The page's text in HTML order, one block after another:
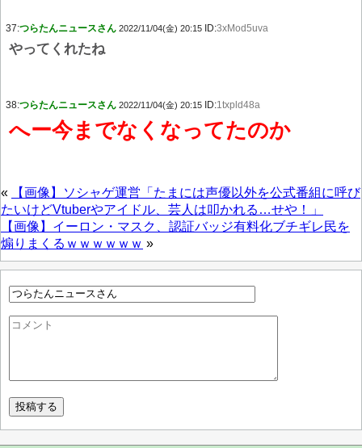
37:つらたんニュースさん 2022/11/04(金) 20:15 ID:3xMod5uva
やってくれたね
38:つらたんニュースさん 2022/11/04(金) 20:15 ID:1txpld48a
へー今までなくなってたのか
«
【画像】ソシャゲ運営「たまには声優以外を公式番組に呼び
たいけどVtuberやアイドル、芸人は叩かれる…せや！」
【画像】イーロン・マスク、認証バッジ有料化ブチギレ民を
煽りまくるｗｗｗｗｗｗ »